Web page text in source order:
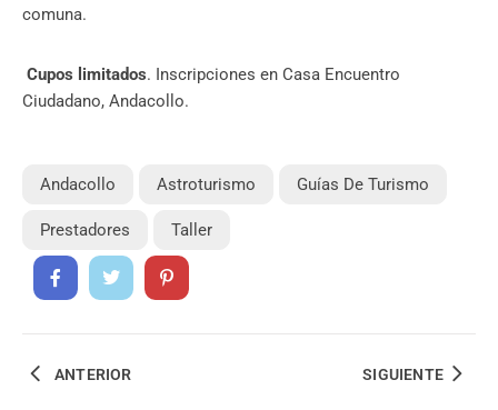
comuna.
Cupos limitados. Inscripciones en Casa Encuentro
Ciudadano, Andacollo.
Andacollo Astroturismo Guías De Turismo
Prestadores Taller
ANTERIOR SIGUIENTE